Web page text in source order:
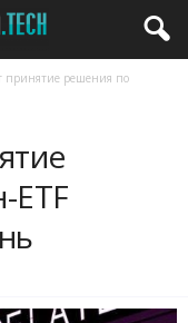
принятие решения по